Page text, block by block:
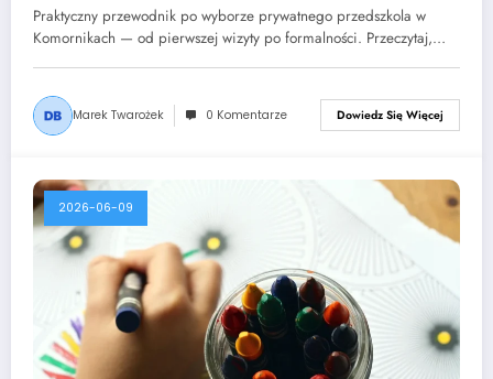
Praktyczny przewodnik po wyborze prywatnego przedszkola w
Komornikach — od pierwszej wizyty po formalności. Przeczytaj,…
Marek Twarożek 0 Komentarze Dowiedz Się Więcej
2026-06-09